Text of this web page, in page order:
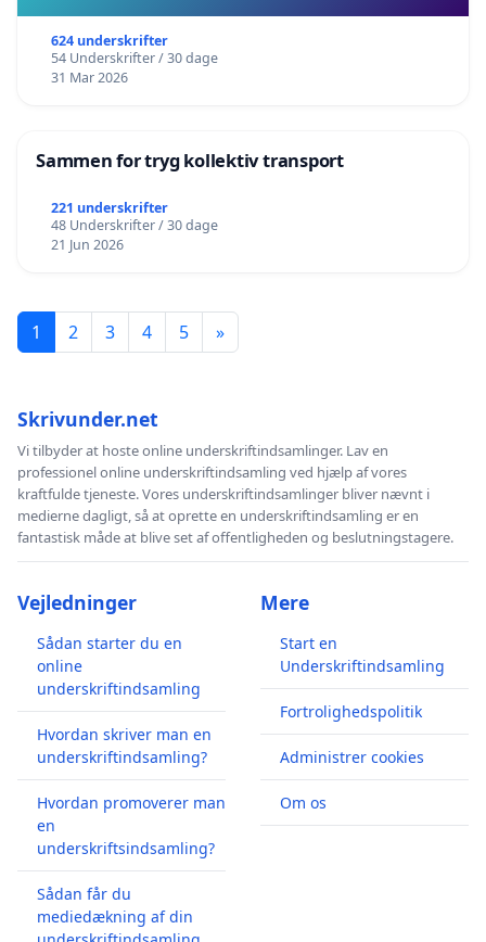
624 underskrifter
54 Underskrifter / 30 dage
31 Mar 2026
Sammen for tryg kollektiv transport
221 underskrifter
48 Underskrifter / 30 dage
21 Jun 2026
1 2 3 4 5 »
Skrivunder.net
Vi tilbyder at hoste online underskriftindsamlinger. Lav en
professionel online underskriftindsamling ved hjælp af vores
kraftfulde tjeneste. Vores underskriftindsamlinger bliver nævnt i
medierne dagligt, så at oprette en underskriftindsamling er en
fantastisk måde at blive set af offentligheden og beslutningstagere.
Vejledninger
Sådan starter du en
online
underskriftindsamling
Hvordan skriver man en
underskriftindsamling?
Hvordan promoverer man
en
underskriftsindsamling?
Sådan får du
mediedækning af din
Mere
Start en
Underskriftindsamling
Fortrolighedspolitik
Administrer cookies
Om os